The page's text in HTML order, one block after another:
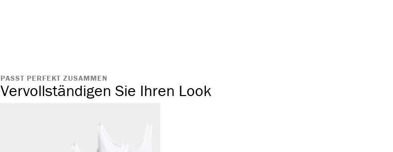
PASST PERFEKT ZUSAMMEN
Vervollständigen Sie Ihren Look